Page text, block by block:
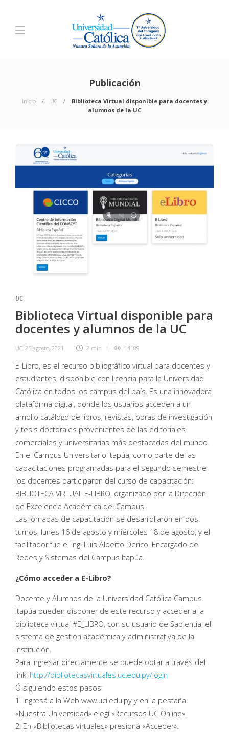
Publicación
Inicio UC
Biblioteca Virtual disponible para docentes y
alumnos de la UC
UC
Biblioteca Virtual disponible para
docentes y alumnos de la UC
UC, 25 agosto, 2021 2 min 14189
E-Libro, es el recurso bibliográfico virtual para docentes y
estudiantes, disponible con licencia para la Universidad
Católica en todos los campus del país. Es una innovadora
plataforma digital, donde los usuarios acceden a un
amplio catálogo de libros, revistas, obras de investigación
y tesis doctorales provenientes de las editoriales
comerciales y universitarias más destacadas del mundo.
En el Campus Universitario Itapúa, como parte de las
capacitaciones programadas para el segundo semestre
los docentes participaron del curso de capacitación:
BIBLIOTECA VIRTUAL E-LIBRO, organizado por la Dirección
de Excelencia Académica del Campus.
Las jornadas de capacitación se desarrollaron en dos
turnos, lunes 16 de agosto y miércoles 18 de agosto, y el
facilitador fue el Ing. Luis Alberto Derico, Encargado de
Redes y Sistemas del Campus Itapúa.
¿Cómo acceder a E-Libro?
Docente y Alumnos de la Universidad Católica Campus
Itapúa pueden disponer de este recurso y acceder a la
biblioteca virtual #E_LIBRO, con su usuario de Sapientia, el
sistema de gestión académica y administrativa de la
Institución.
Para ingresar directamente se puede optar a través del
link: http://bibliotecasvirtuales.uc.edu.py/login
Ó siguiendo estos pasos:
1. Ingresá a la Web www.uci.edu.py y en la pestaña
«Nuestra Universidad» elegí «Recursos UC Online».
2. En «Bibliotecas virtuales» presioná «Acceder».